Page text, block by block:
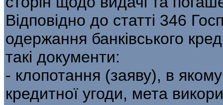
Відповідно до статті 346
одержання банківського
такі документи:
- клопотання (заяву), в
кредитної угоди, мета